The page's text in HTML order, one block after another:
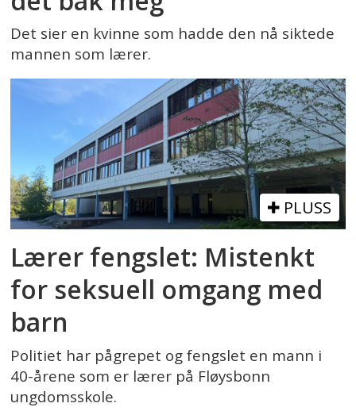
Det sier en kvinne som hadde den nå siktede
mannen som lærer.
PLUSS
Lærer fengslet: Mistenkt
for seksuell omgang med
barn
Politiet har pågrepet og fengslet en mann i
40-årene som er lærer på Fløysbonn
ungdomsskole.